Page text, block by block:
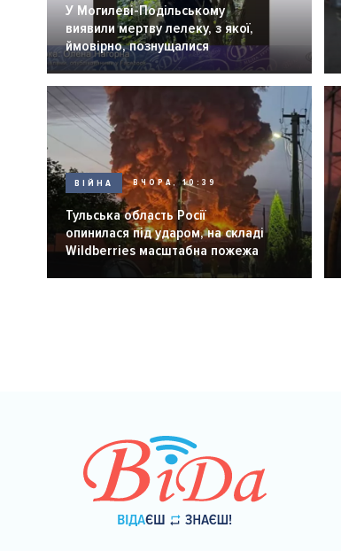
У Могилеві-Подільському
виявили мертву лелеку, з якої,
ймовірно, познущалися
ВІЙНА ВЧОРА, 10:39
Тульська область Росії
опинилася під ударом, на складі
Wildberries масштабна пожежа